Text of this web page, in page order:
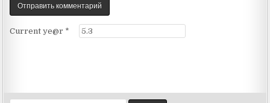
Current ye@r *